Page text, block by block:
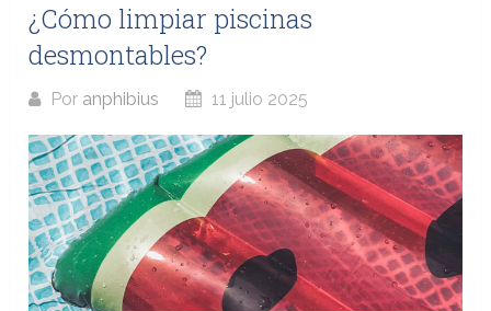
¿Cómo limpiar piscinas
desmontables?
Por anphibius 11 julio 2025